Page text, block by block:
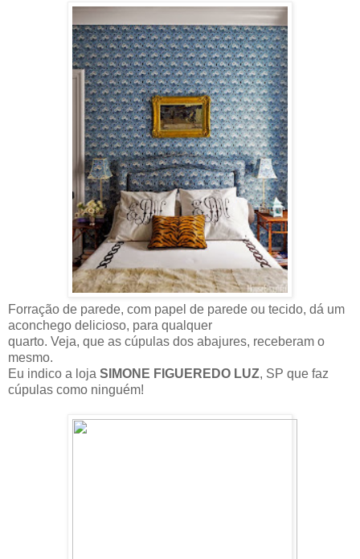
Forração de parede, com papel de parede ou tecido, dá um
aconchego delicioso, para qualquer
quarto. Veja, que as cúpulas dos abajures, receberam o
mesmo.
Eu indico a loja SIMONE FIGUEREDO LUZ, SP que faz
cúpulas como ninguém!